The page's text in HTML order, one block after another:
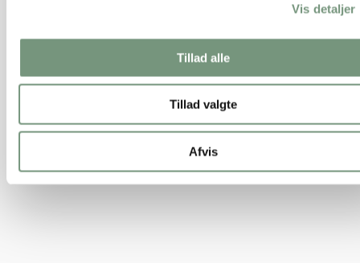
Vis detaljer
Tillad alle
Tillad valgte
Afvis